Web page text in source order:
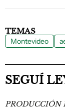
TEMAS
Montevideo
SEGUÍ
PRODUCCIÓN